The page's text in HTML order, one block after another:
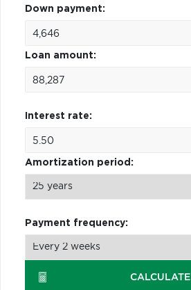
Down payment:
Loan amount:
Interest rate:
Amortization period:
Payment frequency:
CALCULATE